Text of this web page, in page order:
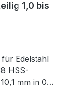
1,0 bis